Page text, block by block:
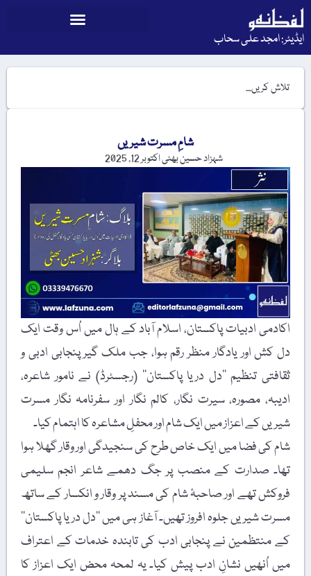
ایڈیٹر: امجد علی سحاب
شامِ مسرت شیریں
شہزاد حسین بھٹیاکتوبر 12, 2025
اکادمی ادبیات پاکستان، اسلام آباد کے ہال میں اُس وقت ایک
دل کش اور یادگار منظر رقم ہوا، جب ملک گیر پنجابی ادبی و
ثقافتی تنظیم ’’دل دریا پاکستان‘‘ (رجسٹرڈ) نے نامور شاعرہ،
ادیبہ، مصورہ، سیرت نگار، کالم نگار اور سفرنامہ نگار مسرت
شیریں کے اعزاز میں ایک شام اور محفلِ مشاعرہ کا اہتمام کیا۔
شام کی فضا میں ایک خاص طرح کی سنجیدگی اور وقار گھلا ہوا
تھا۔ صدارت کے منصب پر جگ دھمے شاعر انجم سلیمی
فروکش تھے اور صاحبۂ شام کی مسند پر وقار و انکسار کے ساتھ
مسرت شیریں جلوہ افروز تھیں۔ آغاز ہی میں ’’دل دریا پاکستان‘‘
کے منتظمین نے پنجابی ادب کی تابندہ خدمات کے اعتراف
میں اُنھیں نشانِ ادب پیش کیا۔ یہ لمحہ محض ایک اعزاز کا